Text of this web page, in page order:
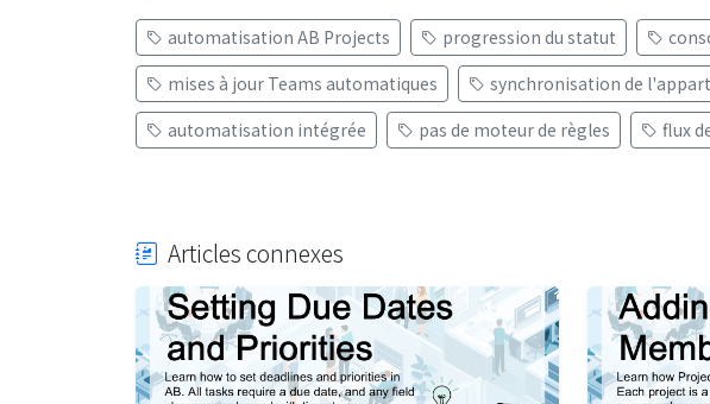
automatisation AB Projects progression du statut
mises à jour Teams automatiques
synchronisation de
automatisation intégrée
pas de moteur de règles flux
Articles connexes